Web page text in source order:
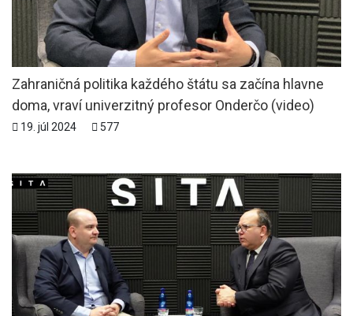
Zahraničná politika každého štátu sa začína hlavne
doma, vraví univerzitný profesor Onderčo (video)
19. júl 2024 577